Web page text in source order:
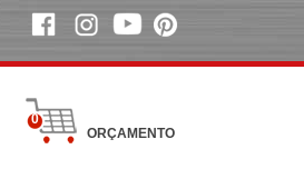
0
ORÇAMENTO